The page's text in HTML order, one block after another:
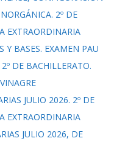
2º DE
EXTRAORDINARIA
Y BASES. EXAMEN PAU
DE BACHILLERATO.
JULIO 2026. 2º DE
EXTRAORDINARIA
JULIO 2026, DE